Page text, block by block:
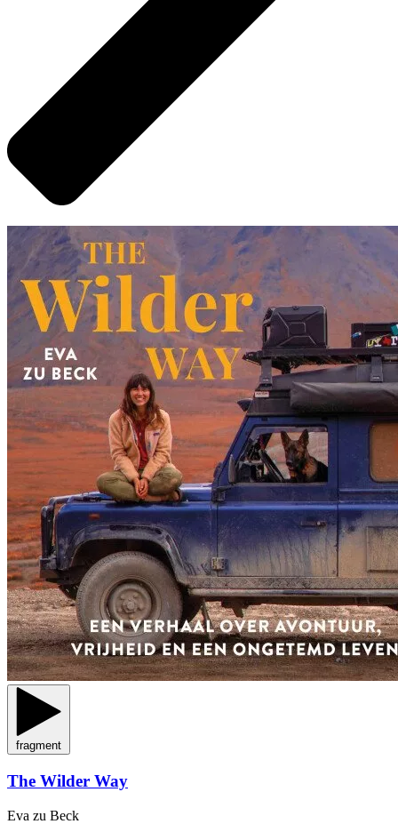
fragment
The Wilder Way
Eva zu Beck